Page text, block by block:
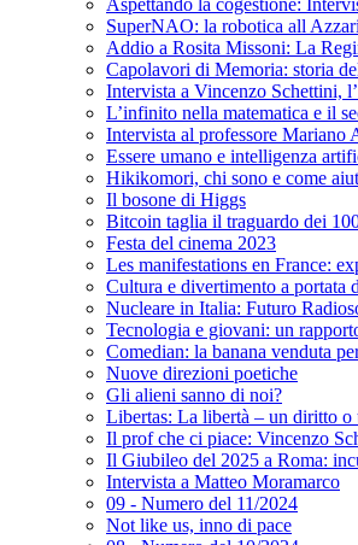
Aspettando la cogestione:
SuperNAO: la robotica all
Addio a Rosita Missoni: La
Capolavori di Memoria: storia
Intervista a Vincenzo Schettini,
L’infinito nella matematica e il
Intervista al professore Mariano
Essere umano e intelligenza
Hikikomori, chi sono e come
Il bosone di Higgs
Bitcoin taglia il traguardo dei
Festa del cinema 2023
Les manifestations en France:
Cultura e divertimento a portata
Nucleare in Italia: Futuro
Tecnologia e giovani: un
Comedian: la banana venduta
Nuove direzioni poetiche
Gli alieni sanno di noi?
Libertas: La libertà – un diritto
Il prof che ci piace: Vincenzo
Il Giubileo del 2025 a Roma:
Intervista a Matteo Moramarco
09 - Numero del 11/2024
Not like us, inno di pace